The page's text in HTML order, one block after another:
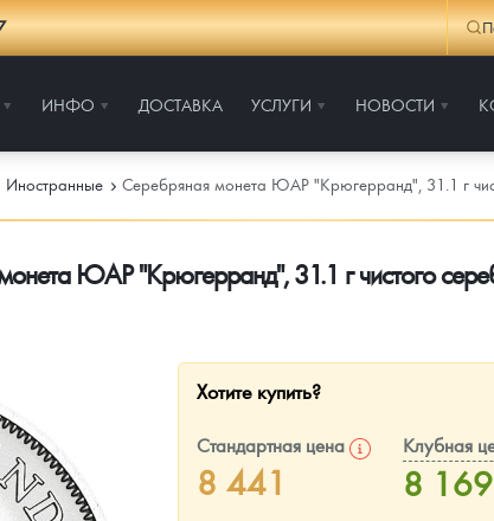
ИНФО ДОСТАВКА УСЛУГИ НОВОСТИ
Иностранные Серебряная монета ЮАР "Крюгерранд", 31.1 г
ЮАР "Крюгерранд", 31.1 г чистого
Хотите купить?
Стандартная цена
8 441
Клубная
8 169